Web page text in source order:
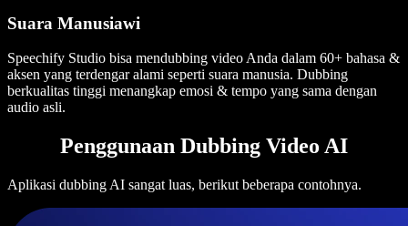
Suara Manusiawi
Speechify Studio bisa mendubbing video Anda dalam 60+ bahasa &
aksen yang terdengar alami seperti suara manusia. Dubbing
berkualitas tinggi menangkap emosi & tempo yang sama dengan
audio asli.
Penggunaan Dubbing Video AI
Aplikasi dubbing AI sangat luas, berikut beberapa contohnya.